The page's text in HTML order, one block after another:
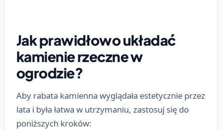
Jak prawidłowo układać
kamienie rzeczne w
ogrodzie?
Aby rabata kamienna wyglądała estetycznie przez
lata i była łatwa w utrzymaniu, zastosuj się do
poniższych kroków: